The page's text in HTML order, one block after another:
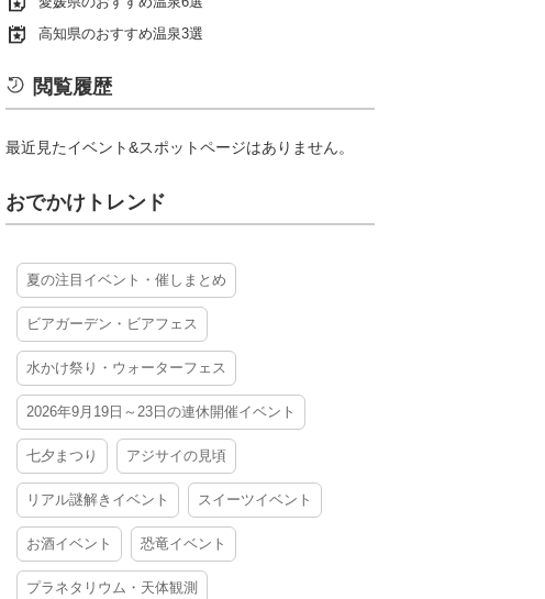
高知県のおすすめ温泉3選
閲覧履歴
最近見たイベント&スポットページはありません。
おでかけトレンド
夏の注目イベント・催しまとめ
ビアガーデン・ビアフェス
水かけ祭り・ウォーターフェス
2026年9月19日～23日の連休開催イベント
七夕まつり アジサイの見頃
リアル謎解きイベント スイーツイベント
お酒イベント 恐竜イベント
プラネタリウム・天体観測